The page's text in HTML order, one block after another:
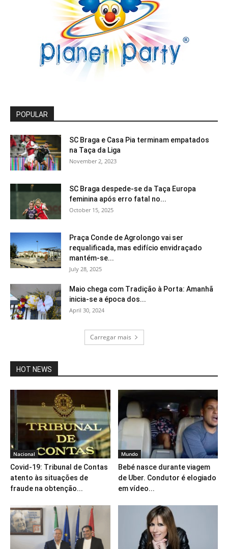
POPULAR
SC Braga e Casa Pia terminam empatados
na Taça da Liga
November 2, 2023
SC Braga despede-se da Taça Europa
feminina após erro fatal no...
October 15, 2025
Praça Conde de Agrolongo vai ser
requalificada, mas edifício envidraçado
mantém-se...
July 28, 2025
Maio chega com Tradição à Porta: Amanhã
inicia-se a época dos...
April 30, 2024
Carregar mais
HOT NEWS
Nacional
Covid-19: Tribunal de Contas
atento às situações de
fraude na obtenção...
Mundo
Bebé nasce durante viagem
de Uber. Condutor é elogiado
em vídeo...